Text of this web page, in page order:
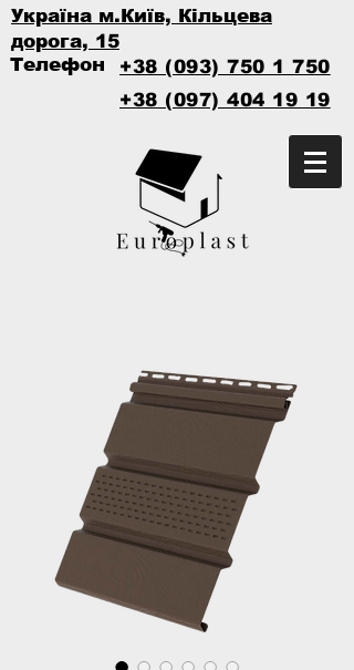
Телефон
Україна м.Київ, Кільцева
дорога, 15
+38 (093) 750 1 750
+38 (097) 404 19 19